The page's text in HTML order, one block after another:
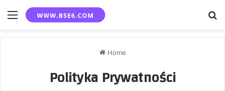
Menu
Home
Polityka Prywatności